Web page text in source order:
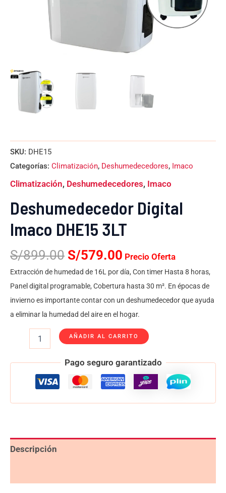
SKU: DHE15
Categorías: Climatización, Deshumedecedores, Imaco
Climatización, Deshumedecedores, Imaco
Deshumedecedor Digital
Imaco DHE15 3LT
S/899.00 S/579.00 Precio Oferta
Extracción de humedad de 16L por día, Con timer Hasta 8 horas,
Panel digital programable, Cobertura hasta 30 m². En épocas de
invierno es importante contar con un deshumedecedor que ayuda
a eliminar la humedad del aire en el hogar.
AÑADIR AL CARRITO
Pago seguro garantizado
Descripción